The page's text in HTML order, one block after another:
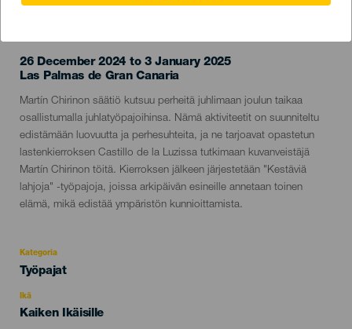
26 December 2024 to 3 January 2025
Localidad
Las Palmas de Gran Canaria
Descripción
del
evento
Martín Chirinon säätiö kutsuu perheitä juhlimaan joulun taikaa
osallistumalla juhlatyöpajoihinsa. Nämä aktiviteetit on suunniteltu
edistämään luovuutta ja perhesuhteita, ja ne tarjoavat opastetun
lastenkierroksen Castillo de la Luzissa tutkimaan kuvanveistäjä
Martín Chirinon töitä. Kierroksen jälkeen järjestetään "Kestäviä
lahjoja" -työpajoja, joissa arkipäivän esineille annetaan toinen
elämä, mikä edistää ympäristön kunnioittamista.
Kategoria
Categoría
evento
Työpajat
Ikä
Edad
Kaiken Ikäisille